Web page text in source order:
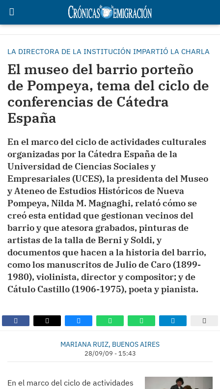
LA DIRECTORA DE LA INSTITUCIÓN IMPARTIÓ LA CHARLA
El museo del barrio porteño
de Pompeya, tema del ciclo de
conferencias de Cátedra
España
En el marco del ciclo de actividades culturales
organizadas por la Cátedra España de la
Universidad de Ciencias Sociales y
Empresariales (UCES), la presidenta del Museo
y Ateneo de Estudios Históricos de Nueva
Pompeya, Nilda M. Magnaghi, relató cómo se
creó esta entidad que gestionan vecinos del
barrio y que atesora grabados, pinturas de
artistas de la talla de Berni y Soldi, y
documentos que hacen a la historia del barrio,
como los manuscritos de Julio de Caro (1899-
1980), violinista, director y compositor; y de
Cátulo Castillo (1906-1975), poeta y pianista.
MARIANA RUIZ, BUENOS AIRES
28/09/09 - 15:43
En el marco del ciclo de actividades